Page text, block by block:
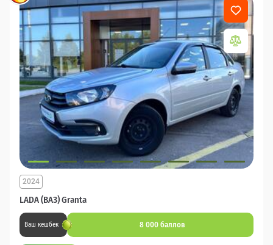
LADA (ВАЗ) Granta
2024
Ваш кешбек 8 000 баллов